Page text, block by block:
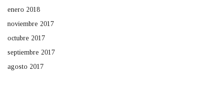
enero 2018
noviembre 2017
octubre 2017
septiembre 2017
agosto 2017